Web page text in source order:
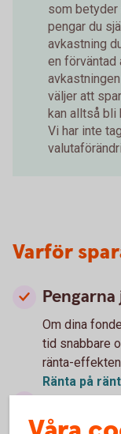
som betyder
pengar du
avkastning
en förväntad
väljer att
kan alltså bli
Vi har inte
Varför
Om dina
tid snabbare
ränta-
Ränta på
Du
När aktierna i